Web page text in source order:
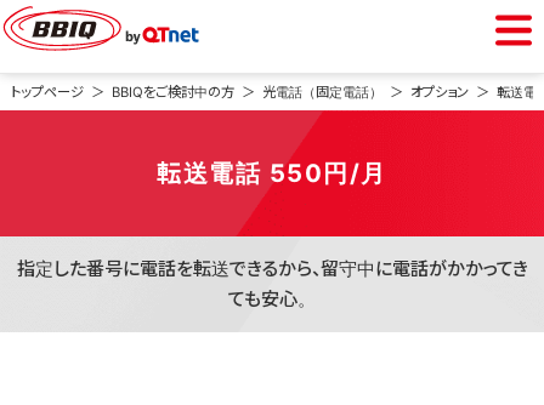
BBIQをご利用中の方
会員専用ページ
Webメール
トップページ BBIQをご検討中の方 光電話（固定電話） オプション 転送電
転送電話 550円/月
指定した番号に電話を転送できるから、留守中に電話がかかってき
ても安心。